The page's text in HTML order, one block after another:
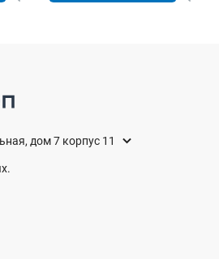
дом 7 корпус 11